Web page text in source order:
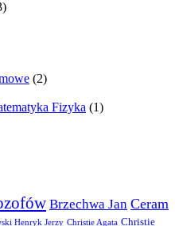
(2)
Fizyka (1)
Brzechwa Jan Ceram
Henryk Jerzy Christie Agata Christie